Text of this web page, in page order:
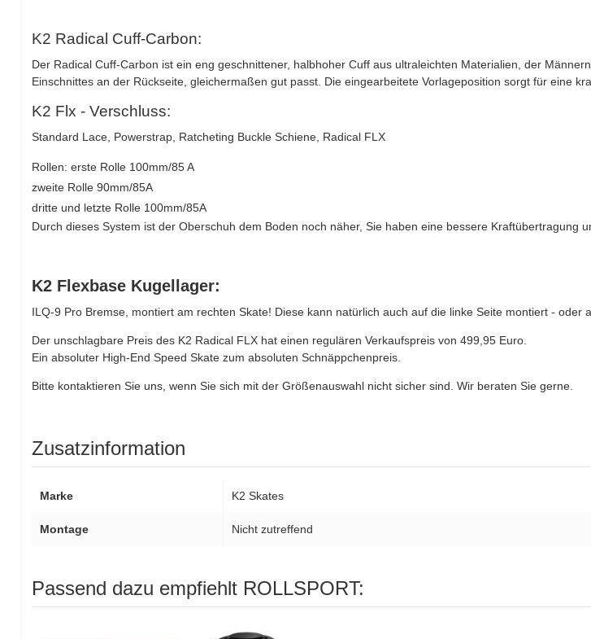
K2 Radical Cuff-Carbon:
Der Radical Cuff-Carbon ist ein eng geschnittener, halbhoher Cuff aus ultraleichten Materialien, der
Einschnittes an der Rückseite, gleichermaßen gut passt. Die eingearbeitete Vorlageposition sorgt für eine
K2 Flx - Verschluss:
Standard Lace, Powerstrap, Ratcheting Buckle Schiene, Radical FLX
Rollen: erste Rolle 100mm/85 A
zweite Rolle 90mm/85A
dritte und letzte Rolle 100mm/85A
Durch dieses System ist der Oberschuh dem Boden noch näher, Sie haben eine bessere Kraftübertragung
K2 Flexbase Kugellager:
ILQ-9 Pro Bremse, montiert am rechten Skate! Diese kann natürlich auch auf die linke Seite montiert - oder
Der unschlagbare Preis des K2 Radical FLX hat einen regulären Verkaufspreis von 499,95 Euro.
Ein absoluter High-End Speed Skate zum absoluten Schnäppchenpreis.
Bitte kontaktieren Sie uns, wenn Sie sich mit der Größenauswahl nicht sicher sind. Wir beraten Sie gerne.
Zusatzinformation
Marke K2 Skates
Montage Nicht zutreffend
Passend dazu empfiehlt ROLLSPORT: